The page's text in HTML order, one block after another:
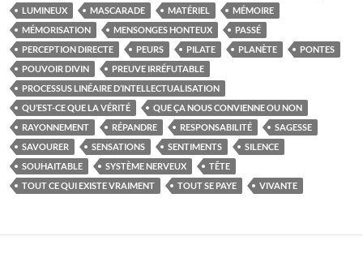
LUMINEUX
MASCARADE MATÉRIEL
MÉMOIRE
MÉMORISATION
MENSONGES HONTEUX
PASSÉ
PERCEPTION DIRECTE
PEURS PILATE PLANÈTE
PONTES
POUVOIR DIVIN
PREUVE IRRÉFUTABLE
PROCESSUS LINÉAIRE D’INTELLECTUALISATION
QU’EST-CE QUE LA VÉRITÉ
QUE ÇA NOUS CONVIENNE OU NON
RAYONNEMENT
RÉPANDRE RESPONSABILITÉ
SAGESSE
SAVOURER
SENSATIONS SENTIMENTS
SILENCE
SOUHAITABLE
SYSTÈME NERVEUX
TÊTE
TOUT CE QUI EXISTE VRAIMENT
TOUT SE PAYE VIVANTE